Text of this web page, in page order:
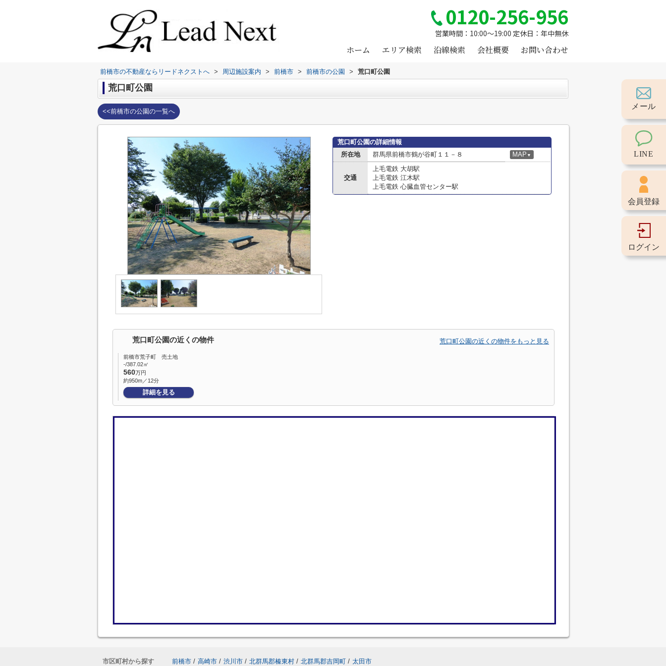
0120-256-956
営業時間：10:00～19:00 定休日：年中無休
ホーム エリア検索 沿線検索 会社概要 お問い合わせ
前橋市の不動産ならリードネクストへ > 周辺施設案内 > 前橋市 > 前橋市の公園 > 荒口町公園
荒口町公園
<<前橋市の公園の一覧へ
荒口町公園の詳細情報
所在地
群馬県前橋市鶴が谷町１１－８ MAP ▼
交通
上毛電鉄 大胡駅
上毛電鉄 江木駅
上毛電鉄 心臓血管センター駅
荒口町公園の近くの物件 荒口町公園の近くの物件をもっと見る
前橋市荒子町 売土地
-/387.02㎡
560万円
約950m／12分
詳細を見る
市区町村から探す 前橋市 / 高崎市 / 渋川市 / 北群馬郡榛東村 / 北群馬郡吉岡町 / 太田市
メール
LINE
会員登録
ログイン